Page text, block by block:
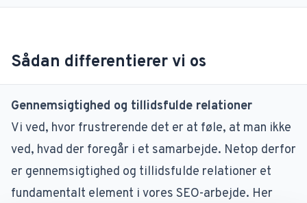
Sådan differentierer vi os
Gennemsigtighed og tillidsfulde relationer
Vi ved, hvor frustrerende det er at føle, at man ikke
ved, hvad der foregår i et samarbejde. Netop derfor
er gennemsigtighed og tillidsfulde relationer et
fundamentalt element i vores SEO-arbejde. Her